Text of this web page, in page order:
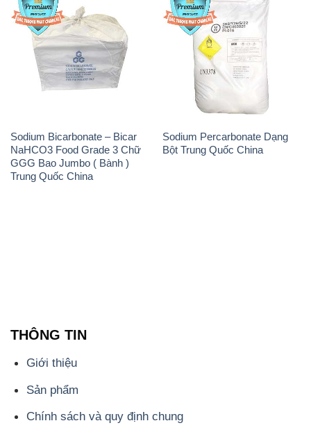
Sodium Bicarbonate – Bicar
NaHCO3 Food Grade 3 Chữ
GGG Bao Jumbo ( Bành )
Trung Quốc China
Sodium Percarbonate Dạng
Bột Trung Quốc China
THÔNG TIN
Giới thiệu
Sản phẩm
Chính sách và quy định chung